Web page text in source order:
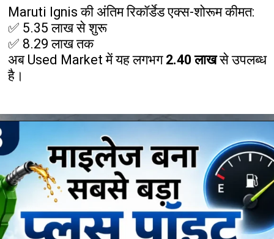
Maruti Ignis की अंतिम रिकॉर्डेड एक्स-शोरूम कीमत:
✅ ₹5.35 लाख से शुरू
✅ ₹8.29 लाख तक
अब Used Market में यह लगभग ₹2.40 लाखसे उपलब्ध
है।